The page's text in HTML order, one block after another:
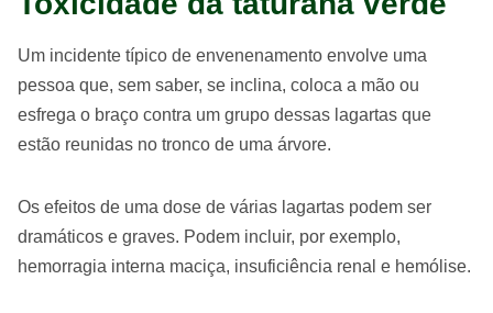
Um incidente típico de envenenamento envolve uma
pessoa que, sem saber, se inclina, coloca a mão ou
esfrega o braço contra um grupo dessas lagartas que
estão reunidas no tronco de uma árvore.
Os efeitos de uma dose de várias lagartas podem ser
dramáticos e graves. Podem incluir, por exemplo,
hemorragia interna maciça, insuficiência renal e hemólise.